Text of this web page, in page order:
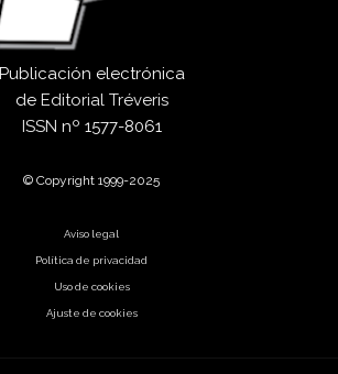
Publicación electrónica
de Editorial Tréveris
ISSN nº 1577-8061
© Copyright 1999-2025
Aviso legal
Política de privacidad
Uso de cookies
Ajuste de cookies